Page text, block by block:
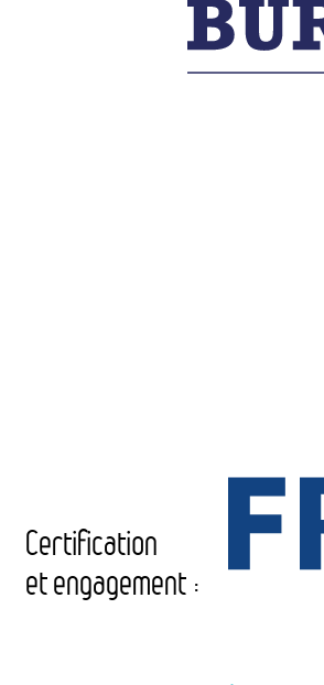
Certification
et engagement :